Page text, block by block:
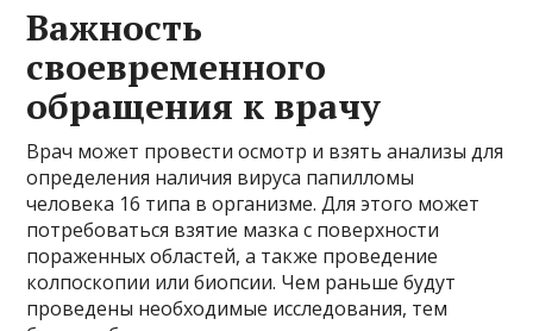
Важность
своевременного
обращения к врачу
Врач может провести осмотр и взять анализы для
определения наличия вируса папилломы
человека 16 типа в организме. Для этого может
потребоваться взятие мазка с поверхности
пораженных областей, а также проведение
колпоскопии или биопсии. Чем раньше будут
проведены необходимые исследования, тем